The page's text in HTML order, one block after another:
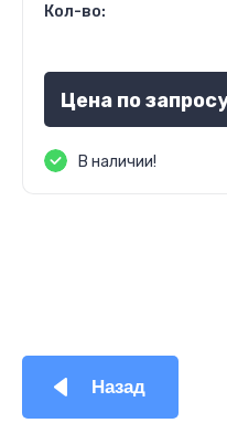
Кол-во:
Цена по
В наличии!
Назад